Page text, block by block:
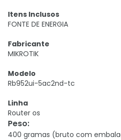
Itens Inclusos
FONTE DE ENERGIA
Fabricante
MIKROTIK
Modelo
Rb952ui-5ac2nd-tc
Linha
Router os
Peso:
400 gramas (bruto com